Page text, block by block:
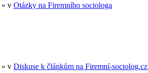
» v Otázky na Firemního sociologa
» v Diskuse k článkům na Firemní-sociolog.cz